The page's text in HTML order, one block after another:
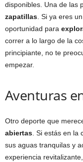
disponibles. Una de las
zapatillas . Si ya eres
oportunidad para
correr a lo largo de la
principiante, no te
empezar.
Aventuras
Otro deporte que
abiertas . Si estás en
sus aguas tranquilas y
experiencia